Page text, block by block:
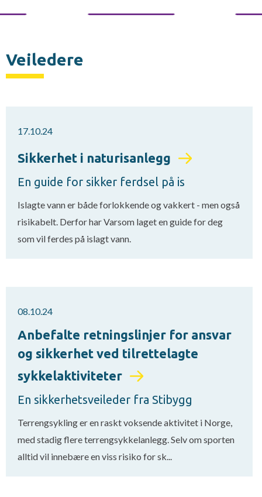
Veiledere
17.10.24
Sikkerhet i naturisanlegg
En guide for sikker ferdsel på is
Islagte vann er både forlokkende og vakkert - men også
risikabelt. Derfor har Varsom laget en guide for deg
som vil ferdes på islagt vann.
08.10.24
Anbefalte retningslinjer for ansvar
og sikkerhet ved tilrettelagte
sykkelaktiviteter
En sikkerhetsveileder fra Stibygg
Terrengsykling er en raskt voksende aktivitet i Norge,
med stadig flere terrengsykkelanlegg. Selv om sporten
alltid vil innebære en viss risiko for sk...